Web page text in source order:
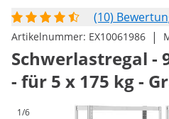
(10)
Artikelnummer: EX10061986 |
Schwerlastregal -
- für 5 x 175 kg -
1/6